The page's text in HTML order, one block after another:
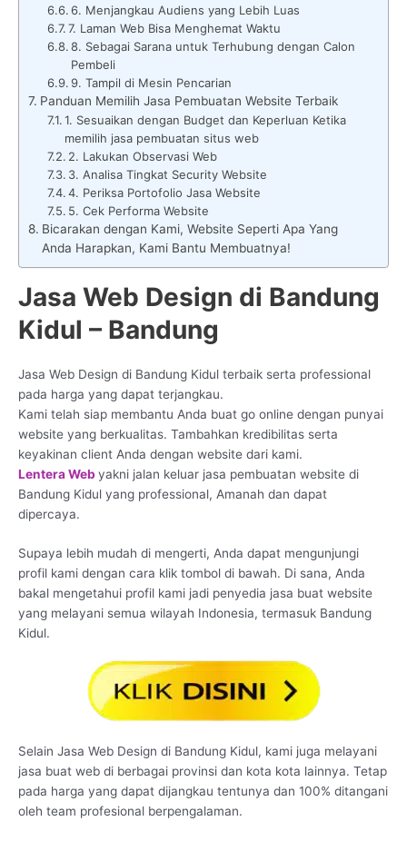
6. Menjangkau Audiens yang Lebih Luas
7. Laman Web Bisa Menghemat Waktu
8. Sebagai Sarana untuk Terhubung dengan Calon
Pembeli
9. Tampil di Mesin Pencarian
Panduan Memilih Jasa Pembuatan Website Terbaik
1. Sesuaikan dengan Budget dan Keperluan Ketika
memilih jasa pembuatan situs web
2. Lakukan Observasi Web
3. Analisa Tingkat Security Website
4. Periksa Portofolio Jasa Website
5. Cek Performa Website
Bicarakan dengan Kami, Website Seperti Apa Yang
Anda Harapkan, Kami Bantu Membuatnya!
Jasa Web Design di Bandung
Kidul – Bandung
Jasa Web Design di Bandung Kidul terbaik serta professional
pada harga yang dapat terjangkau.
Kami telah siap membantu Anda buat go online dengan punyai
website yang berkualitas. Tambahkan kredibilitas serta
keyakinan client Anda dengan website dari kami.
Lentera Web yakni jalan keluar jasa pembuatan website di
Bandung Kidul yang professional, Amanah dan dapat
dipercaya.
Supaya lebih mudah di mengerti, Anda dapat mengunjungi
profil kami dengan cara klik tombol di bawah. Di sana, Anda
bakal mengetahui profil kami jadi penyedia jasa buat website
yang melayani semua wilayah Indonesia, termasuk Bandung
Kidul.
Selain Jasa Web Design di Bandung Kidul, kami juga melayani
jasa buat web di berbagai provinsi dan kota kota lainnya. Tetap
pada harga yang dapat dijangkau tentunya dan 100% ditangani
oleh team profesional berpengalaman.